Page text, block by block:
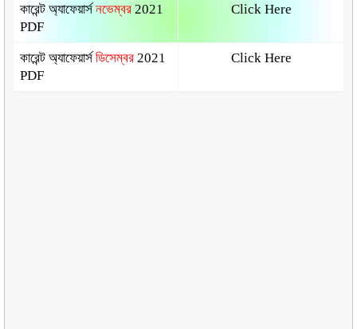
কারেন্ট অ্যাফেয়ার্সনভেম্বর 2021
PDF
Click Here
কারেন্ট অ্যাফেয়ার্সডিসেম্বর 2021
PDF
Click Here